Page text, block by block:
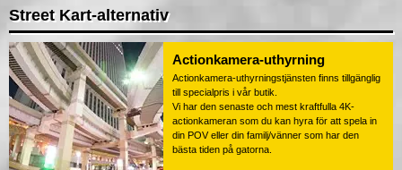
Street Kart-alternativ
Actionkamera-uthyrning
Actionkamera-uthyrningstjänsten finns tillgänglig
till specialpris i vår butik.
Vi har den senaste och mest kraftfulla 4K-
actionkameran som du kan hyra för att spela in
din POV eller din familj/vänner som har den
bästa tiden på gatorna.